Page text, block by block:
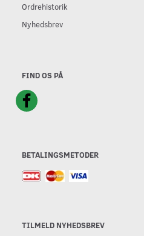
Ordrehistorik
Nyhedsbrev
FIND OS PÅ
BETALINGSMETODER
TILMELD NYHEDSBREV